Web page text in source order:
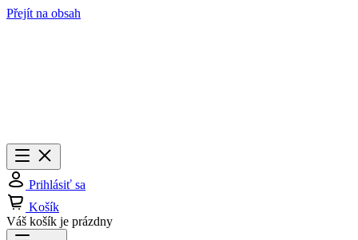
Přejít na obsah
Menu
Zavrieť
Prihlásiť sa
Košík
Váš košík je prázdny